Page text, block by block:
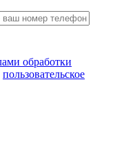
обработки
пользовательское